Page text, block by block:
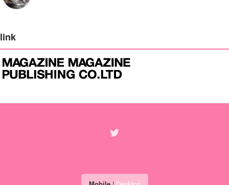
link